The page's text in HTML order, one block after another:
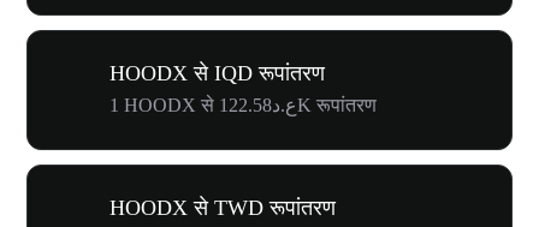
HOODX से IQD रूपांतरण
1 HOODX से ع.د122.58K रूपांतरण
HOODX से TWD रूपांतरण